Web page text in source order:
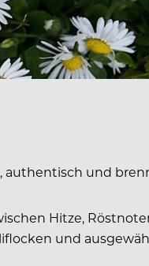
authentisch und
Hitze,
und